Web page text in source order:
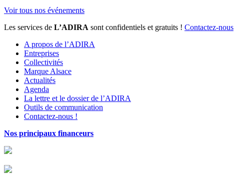
Voir tous nos événements
Les services de L’ADIRA sont confidentiels et gratuits ! Contactez-nous
A propos de l’ADIRA
Entreprises
Collectivités
Marque Alsace
Actualités
Agenda
La lettre et le dossier de l’ADIRA
Outils de communication
Contactez-nous !
Nos principaux financeurs